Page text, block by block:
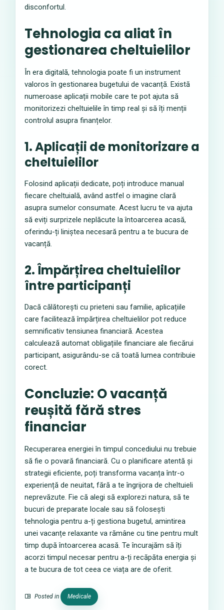
disconfortul.
Tehnologia ca aliat în
gestionarea cheltuielilor
În era digitală, tehnologia poate fi un instrument
valoros în gestionarea bugetului de vacanță. Există
numeroase aplicații mobile care te pot ajuta să
monitorizezi cheltuielile în timp real și să îți menții
controlul asupra finanțelor.
1. Aplicații de monitorizare a
cheltuielilor
Folosind aplicații dedicate, poți introduce manual
fiecare cheltuială, având astfel o imagine clară
asupra sumelor consumate. Acest lucru te va ajuta
să eviți surprizele neplăcute la întoarcerea acasă,
oferindu-ți liniștea necesară pentru a te bucura de
vacanță.
2. Împărțirea cheltuielilor
între participanți
Dacă călătorești cu prieteni sau familie, aplicațiile
care facilitează împărțirea cheltuielilor pot reduce
semnificativ tensiunea financiară. Acestea
calculează automat obligațiile financiare ale fiecărui
participant, asigurându-se că toată lumea contribuie
corect.
Concluzie: O vacanță
reușită fără stres
financiar
Recuperarea energiei în timpul concediului nu trebuie
să fie o povară financiară. Cu o planificare atentă și
strategii eficiente, poți transforma vacanța într-o
experiență de neuitat, fără a te îngrijora de cheltuieli
neprevăzute. Fie că alegi să explorezi natura, să te
bucuri de preparate locale sau să folosești
tehnologia pentru a-ți gestiona bugetul, amintirea
unei vacanțe relaxante va rămâne cu tine pentru mult
timp după întoarcerea acasă. Te încurajăm să îți
acorzi timpul necesar pentru a-ți recăpăta energia și
a te bucura de tot ceea ce viața are de oferit.
Posted in Medicale